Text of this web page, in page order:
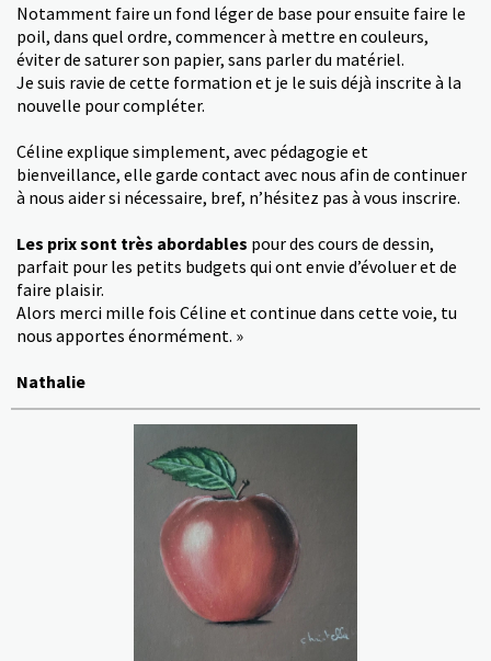
Notamment faire un fond léger de base pour ensuite faire le
poil, dans quel ordre, commencer à mettre en couleurs,
éviter de saturer son papier, sans parler du matériel.
Je suis ravie de cette formation et je le suis déjà inscrite à la
nouvelle pour compléter.
Céline explique simplement, avec pédagogie et
bienveillance, elle garde contact avec nous afin de continuer
à nous aider si nécessaire, bref, n’hésitez pas à vous inscrire.
Les prix sont très abordables pour des cours de dessin,
parfait pour les petits budgets qui ont envie d’évoluer et de
faire plaisir.
Alors merci mille fois Céline et continue dans cette voie, tu
nous apportes énormément. »
Nathalie